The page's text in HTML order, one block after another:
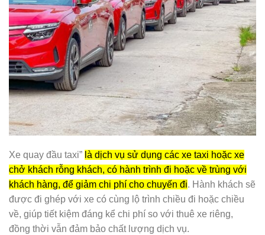
Xe quay đầu taxi” là dịch vụ sử dụng các xe taxi hoặc xe
chở khách rỗng khách, có hành trình đi hoặc về trùng với
khách hàng, để giảm chi phí cho chuyến đi. Hành khách sẽ
được đi ghép với xe có cùng lộ trình chiều đi hoặc chiều
về, giúp tiết kiệm đáng kể chi phí so với thuê xe riêng,
đồng thời vẫn đảm bảo chất lượng dịch vụ.